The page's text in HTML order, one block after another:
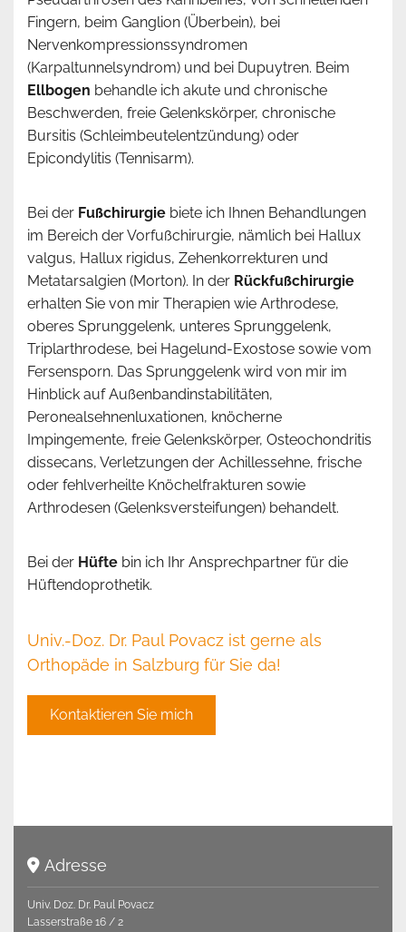
Fingern, beim Ganglion (Überbein), bei
Nervenkompressionssyndromen
(Karpaltunnelsyndrom) und bei Dupuytren. Beim
Ellbogen behandle ich akute und chronische
Beschwerden, freie Gelenkskörper, chronische
Bursitis (Schleimbeutelentzündung) oder
Epicondylitis (Tennisarm).
Bei der Fußchirurgie biete ich Ihnen Behandlungen
im Bereich der Vorfußchirurgie, nämlich bei Hallux
valgus, Hallux rigidus, Zehenkorrekturen und
Metatarsalgien (Morton). In der Rückfußchirurgie
erhalten Sie von mir Therapien wie Arthrodese,
oberes Sprunggelenk, unteres Sprunggelenk,
Triplarthrodese, bei Hagelund-Exostose sowie vom
Fersensporn. Das Sprunggelenk wird von mir im
Hinblick auf Außenbandinstabilitäten,
Peronealsehnenluxationen, knöcherne
Impingemente, freie Gelenkskörper, Osteochondritis
dissecans, Verletzungen der Achillessehne, frische
oder fehlverheilte Knöchelfrakturen sowie
Arthrodesen (Gelenksversteifungen) behandelt.
Bei der Hüfte bin ich Ihr Ansprechpartner für die
Hüftendoprothetik.
Univ.-Doz. Dr. Paul Povacz ist gerne als
Orthopäde in Salzburg für Sie da!
Kontaktieren Sie mich
 Adresse
Univ. Doz. Dr. Paul Povacz
Lasserstraße 16 / 2